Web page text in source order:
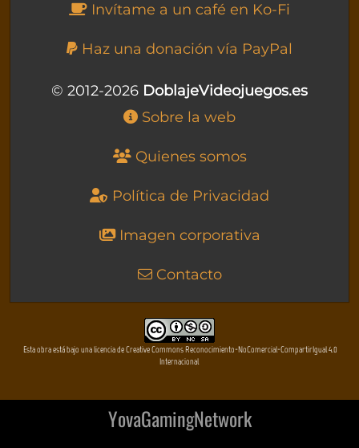
Invítame a un café en Ko-Fi
Haz una donación vía PayPal
© 2012-2026 DoblajeVideojuegos.es
Sobre la web
Quienes somos
Política de Privacidad
Imagen corporativa
Contacto
Esta obra está bajo una licencia de Creative Commons Reconocimiento-NoComercial-CompartirIgual 4.0
Internacional
YovaGamingNetwork